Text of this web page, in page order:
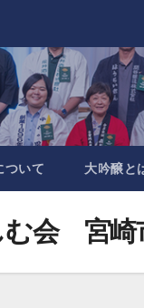
ついて 大吟醸と
む会 宮